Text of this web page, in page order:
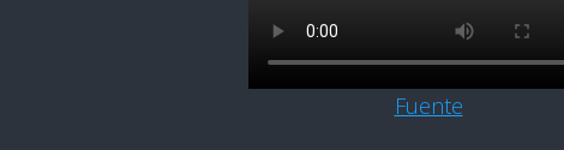
Fuente